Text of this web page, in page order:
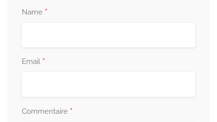
Name *
Email *
Commentaire *